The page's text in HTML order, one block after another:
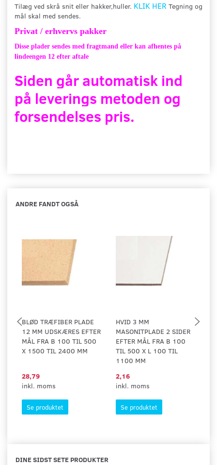
Tilæg ved skrå snit eller hakker,huller. KLIK HER Tegning og
mål skal med sendes.
Privat / erhvervs pakker
Disse plader sendes med fragtmand eller kan afhentes på
lindeengen 12 efter aftale
Siden går automatisk ind
på leverings metoden og
forsendelses pris.
ANDRE FANDT OGSÅ
BLØD TRÆFIBER PLADE
12 MM UDSKÆRES EFTER
MÅL FRA B 100 TIL 500
X 1500 TIL 2400 MM
28,79
inkl. moms
Se produktet
HVID 3 MM
MASONITPLADE 2 SIDER
EFTER MÅL FRA B 100
TIL 500 X L 100 TIL
1100 MM
2,16
inkl. moms
Se produktet
DINE SIDST SETE PRODUKTER